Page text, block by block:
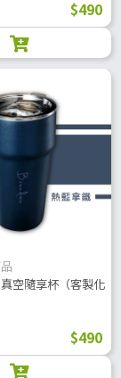
$490
真空隨享杯（客製化
$490